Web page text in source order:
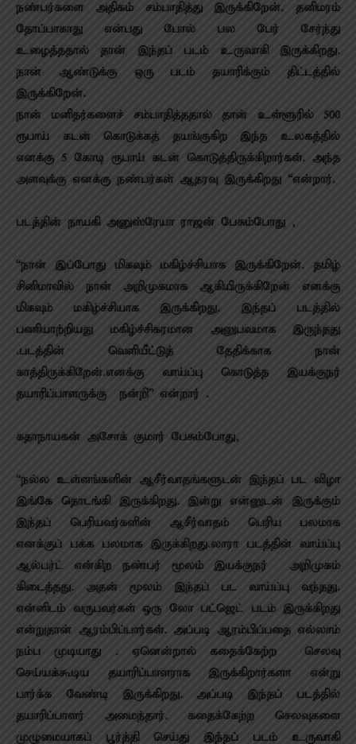
நண்பர்களை அதிகம் சம்பாதித்து இருக்கிறேன். தனிமரம்
தோப்பாகாது என்பது போல் பல பேர் சேர்ந்து
உழைத்ததால் தான் இந்தப் படம் உருவாகி இருக்கிறது.
நான் ஆண்டுக்கு ஒரு படம் தயாரிக்கும் திட்டத்தில்
இருக்கிறேன்.
நான் மனிதர்களைச் சம்பாதித்ததால் தான் உள்ளூரில் 500
ரூபாய் கடன் கொடுக்கத் தயங்குகிற இந்த உலகத்தில்
எனக்கு 5 கோடி ரூபாய் கடன் கொடுத்திருக்கிறார்கள். அந்த
அளவுக்கு எனக்கு நண்பர்கள் ஆதரவு இருக்கிறது “என்றார்.
படத்தின் நாயகி அனுஸ்ரேயா ராஜன் பேசும்போது ,
“நான் இப்போது மிகவும் மகிழ்ச்சியாக இருக்கிறேன். தமிழ்
சினிமாவில் நான் அறிமுகமாக ஆகியிருக்கிறேன் எனக்கு
மிகவும் மகிழ்ச்சியாக இருக்கிறது. இந்தப் படத்தில்
பணியாற்றியது மகிழ்ச்சிகரமான அனுபவமாக இருந்தது
.படத்தின் வெளியீட்டுத் தேதிக்காக நான்
காத்திருக்கிறேன்.எனக்கு வாய்ப்பு கொடுத்த இயக்குநர்
தயாரிப்பாளருக்கு நன்றி” என்றார் .
கதாநாயகன் அசோக் குமார் பேசும்போது,
“நல்ல உள்ளங்களின் ஆசீர்வாதங்களுடன் இந்தப் பட விழா
இங்கே தொடங்கி இருக்கிறது. இன்று என்னுடன் இருக்கும்
இந்தப் பெரியவர்களின் ஆசீர்வாதம் பெரிய பலமாக
எனக்குப் பக்க பலமாக இருக்கிறது.லாரா படத்தின் வாய்ப்பு
ஆல்பர்ட் என்கிற நண்பர் மூலம் இயக்குநர் அறிமுகம்
கிடைத்தது. அதன் மூலம் இந்தப் பட வாய்ப்பு வந்தது.
என்னிடம் வருபவர்கள் ஒரு லோ பட்ஜெட் படம் இருக்கிறது
என்றுதான் ஆரம்பிப்பார்கள். அப்படி ஆரம்பிப்பதை எல்லாம்
நம்ப முடியாது . ஏனென்றால் கதைக்கேற்ற செலவு
செய்யக்கூடிய தயாரிப்பாளராக இருக்கிறார்களா என்று
பார்க்க வேண்டி இருக்கிறது. அப்படி இந்தப் படத்தில்
தயாரிப்பாளர் அமைந்தார். கதைக்கேற்ற செலவுகளை
முழுமையாகப் பூர்த்தி செய்து இந்தப் படம் உருவாகி